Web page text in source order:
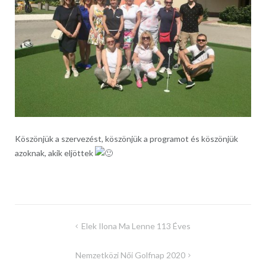
Köszönjük a szervezést, köszönjük a programot és köszönjük
azoknak, akik eljöttek
Bejegyzés Elek Ilona Ma Lenne 113 Éves
Nemzetközi Női Golfnap 2020